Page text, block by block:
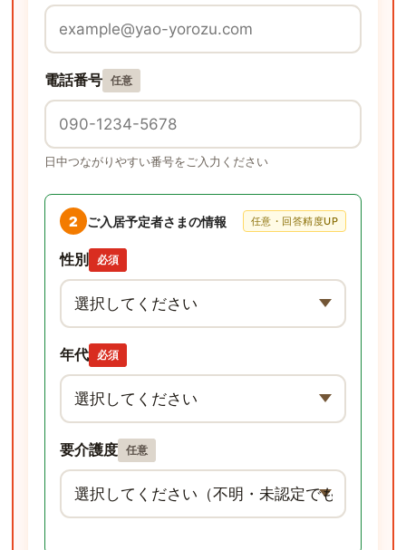
電話番号 任意
日中つながりやすい番号をご入力ください
2 ご入居予定者さまの情報 任意・回答精度UP
性別 必須
年代 必須
要介護度 任意